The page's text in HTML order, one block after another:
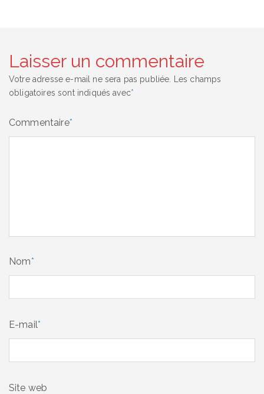
Laisser un commentaire
Votre adresse e-mail ne sera pas publiée.
Les champs
obligatoires sont indiqués avec*
Commentaire*
Nom*
E-mail*
Site web